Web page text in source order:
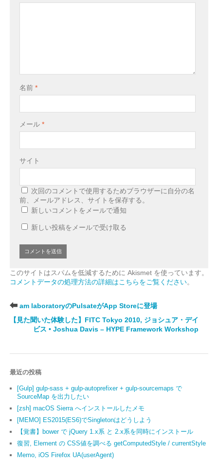
名前 *
メール *
サイト
次回のコメントで使用するためブラウザーに自分の名
前、メールアドレス、サイトを保存する。
新しいコメントをメールで通知
新しい投稿をメールで受け取る
このサイトはスパムを低減するために Akismet を使っています。
コメントデータの処理方法の詳細はこちらをご覧ください。
am laboratoryのPulsateがApp Storeに登場
【見た聞いた体験した】FITC Tokyo 2010, ジョシュア・デイ
ビス • Joshua Davis – HYPE Framework Workshop
最近の投稿
[Gulp] gulp-sass + gulp-autoprefixer + gulp-sourcemaps で
SourceMap を出力したい
[zsh] macOS Sierra へインストールしたメモ
[MEMO] ES2015(ES6)でSingletonはどうしよう
【覚書】bower で jQuery 1.x系 と 2.x系を同時にインストール
復習, Element の CSS値を調べる getComputedStyle / currentStyle
Memo, iOS Firefox UA(userAgent)